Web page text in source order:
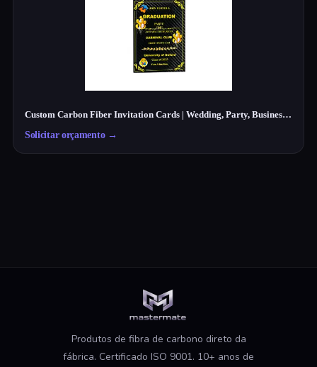
Custom Carbon Fiber Invitation Cards | Wedding, Party, Business Cards Manufacturer
Solicitar orçamento→
Produtos de fibra de carbono direto da
fábrica. Certificado ISO 9001. 10+ anos de